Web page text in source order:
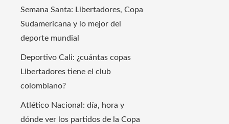
Semana Santa: Libertadores, Copa
Sudamericana y lo mejor del
deporte mundial
Deportivo Cali: ¿cuántas copas
Libertadores tiene el club
colombiano?
Atlético Nacional: día, hora y
dónde ver los partidos de la Copa